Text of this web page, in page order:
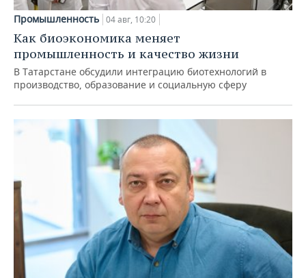
Промышленность 04 авг, 10:20
Как биоэкономика меняет
промышленность и качество жизни
В Татарстане обсудили интеграцию биотехнологий в
производство, образование и социальную сферу